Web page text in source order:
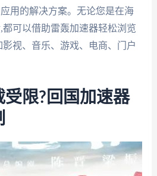
用的解决方案。无论您是在海
可以借助雷轰加速器轻松浏览
视、音乐、游戏、电商、门户
受限?回国加速器